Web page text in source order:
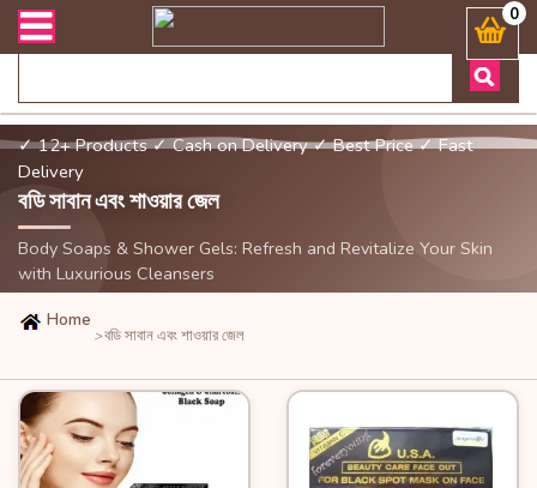
ডেলিভারী সংক্রান্ত যেকোনো জিজ্ঞাসায় কল করুনঃ ( Whatsapp ) 0
✓ 12+ Products ✓ Cash on Delivery ✓ Best Price ✓ Fast
Delivery
বডি সাবান এবং শাওয়ার জেল
Body Soaps & Shower Gels: Refresh and Revitalize Your Skin
with Luxurious Cleansers
Home
>বডি সাবান এবং শাওয়ার জেল